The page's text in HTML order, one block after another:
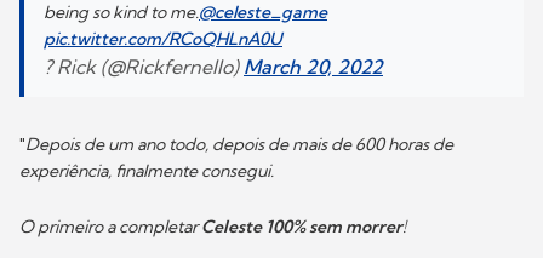
being so kind to me.@celeste_game
pic.twitter.com/RCoQHLnA0U
? Rick (@Rickfernello) March 20, 2022
"Depois de um ano todo, depois de mais de 600 horas de
experiência, finalmente consegui.
O primeiro a completarCeleste 100% sem morrer!